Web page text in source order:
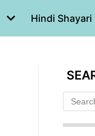
Hindi Shayari